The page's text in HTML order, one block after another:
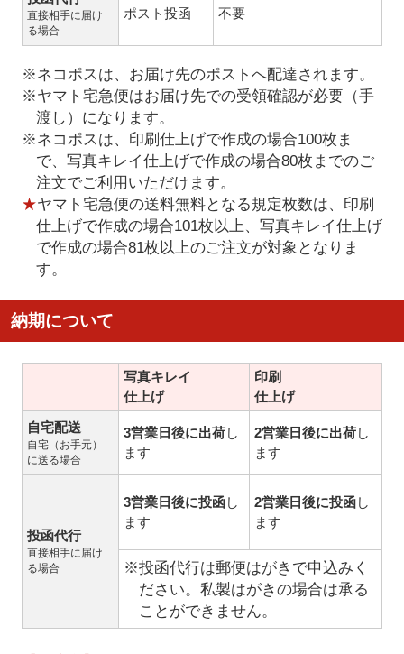
直接相手に届け
る場合
ポスト投函 不要
※ネコポスは、お届け先のポストへ配達されます。
※ヤマト宅急便はお届け先での受領確認が必要（手
渡し）になります。
※ネコポスは、印刷仕上げで作成の場合100枚ま
で、写真キレイ仕上げで作成の場合80枚までのご
注文でご利用いただけます。
★ヤマト宅急便の送料無料となる規定枚数は、印刷
仕上げで作成の場合101枚以上、写真キレイ仕上げ
で作成の場合81枚以上のご注文が対象となりま
す。
納期について
写真キレイ
仕上げ
印刷
仕上げ
自宅配送
自宅（お手元）
に送る場合
3営業日後に出荷し
ます
2営業日後に出荷し
ます
投函代行
直接相手に届け
る場合
3営業日後に投函し
ます
2営業日後に投函し
ます
※投函代行は郵便はがきで申込みく
ださい。私製はがきの場合は承る
ことができません。